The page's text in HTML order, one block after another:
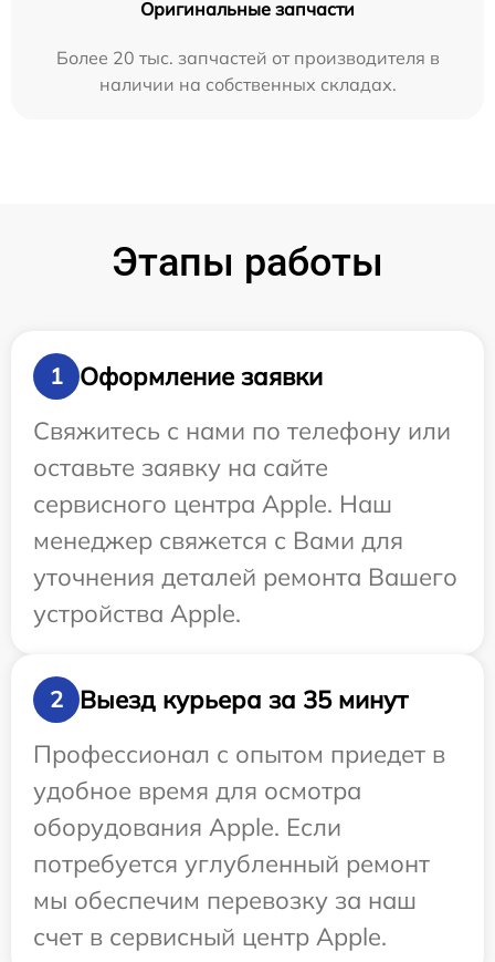
Оригинальные запчасти
Более 20 тыс. запчастей от производителя в
наличии на собственных складах.
Этапы работы
1
Оформление заявки
Свяжитесь с нами по телефону или
оставьте заявку на сайте
сервисного центра Apple. Наш
менеджер свяжется с Вами для
уточнения деталей ремонта Вашего
устройства Apple.
2
Выезд курьера за 35 минут
Профессионал с опытом приедет в
удобное время для осмотра
оборудования Apple. Если
потребуется углубленный ремонт
мы обеспечим перевозку за наш
счет в сервисный центр Apple.